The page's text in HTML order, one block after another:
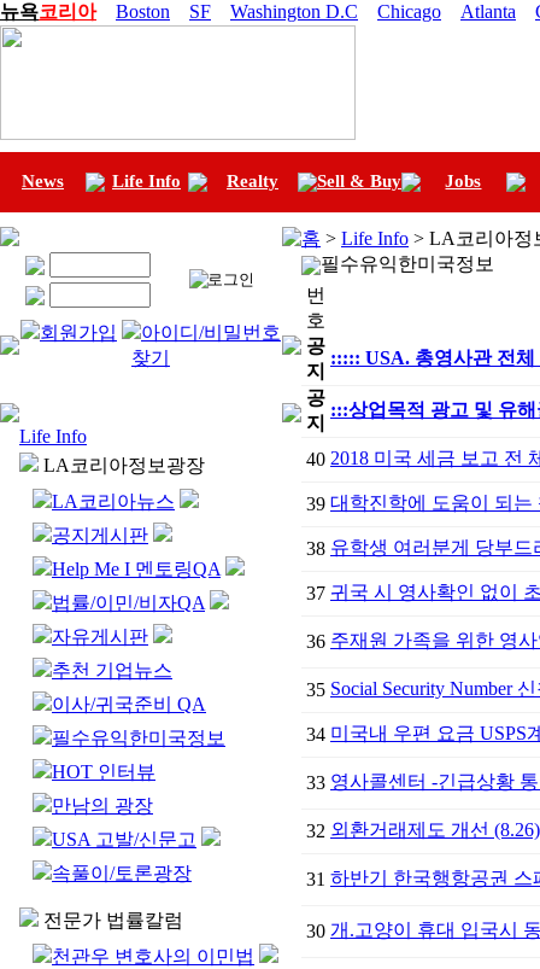
뉴욕코리아 Boston SF Washington D.C Chicago Atlanta
News Life Info Realty Sell & Buy Jobs
회원가입
아이디/비밀번호
찾기
Life Info
LA코리아정보광장
LA코리아뉴스
공지게시판
Help Me I 멘토링QA
법률/이민/비자QA
자유게시판
추천 기업뉴스
이사/귀국준비 QA
필수유익한미국정보
HOT 인터뷰
만남의 광장
USA 고발/신문고
속풀이/토론광장
전문가 법률칼럼
천관우 변호사의 이민법
홈 > Life Info > LA코리아정
필수유익한미국정보
번
호
공
지
::::: USA. 총영사관 전
공
지
:::상업목적 광고 및 유
40 2018 미국 세금 보고 전
39 대학진학에 도움이 되는
38 유학생 여러분게 당부
37 귀국 시 영사확인 없이
36 주재원 가족을 위한 영
35 Social Security Number
34 미국내 우편 요금 USPS
33 영사콜센터 -긴급상황
32 외환거래제도 개선
31 하반기 한국행항공권
30 개.고양이 휴대 입국시